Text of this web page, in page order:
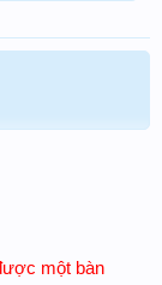
một bàn